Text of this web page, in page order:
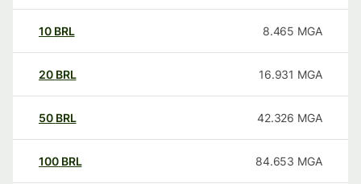
10 BRL 8.465 MGA
20 BRL 16.931 MGA
50 BRL 42.326 MGA
100 BRL 84.653 MGA